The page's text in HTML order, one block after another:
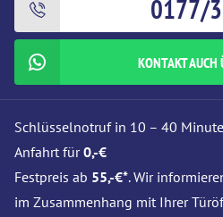
0177/
KONTAKT AUCH
Schlüsselnotruf in 10 – 40
Anfahrt für0,-€
Festpreis ab 55,-€*. Wir
im Zusammenhang mit Ihrer